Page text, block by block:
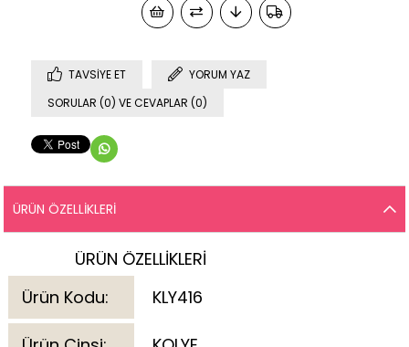
TAVSIYE ET
YORUM YAZ
SORULAR (0) VE CEVAPLAR (0)
ÜRÜN ÖZELLIKLERI
ÜRÜN ÖZELLİKLERİ
Ürün Kodu:
KLY416